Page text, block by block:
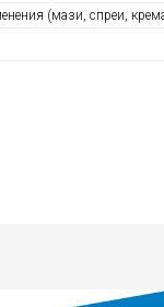
(мази, спреи,